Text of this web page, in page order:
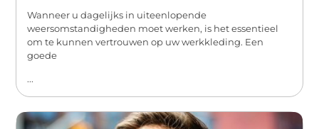
Wanneer u dagelijks in uiteenlopende
weersomstandigheden moet werken, is het essentieel
om te kunnen vertrouwen op uw werkkleding. Een
goede
...